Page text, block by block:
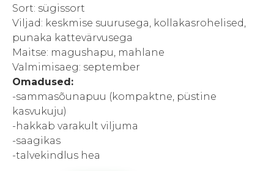
Sort: sügissort
Viljad: keskmise suurusega, kollakasrohelised,
punaka kattevärvusega
Maitse: magushapu, mahlane
Valmimisaeg: september
Omadused:
-sammasõunapuu (kompaktne, püstine
kasvukuju)
-hakkab varakult viljuma
-saagikas
-talvekindlus hea